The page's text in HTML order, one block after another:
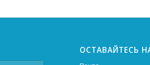
ОСТАВАЙТЕСЬ